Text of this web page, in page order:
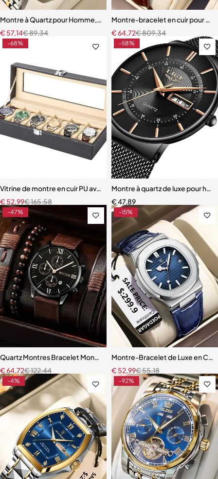
Montre à Quartz pour Homme, Volant Gravé
€89,34
€ 57,14
Montre-bracelet en cuir pour
€809,34
€64,72
-68%
Vitrine de montre en cuir PU avec dessus en verre
€165,58
€ 52,99
-58%
Montre à quartz de luxe pour
€47,89
-47%
Quartz Montres Bracelet Montre Ensemble Pour Hommes D'affaires
€122,44
€64,72
-15%
Montre-Bracelet de Luxe en
€55,18
€ 52,99
-4% -92%